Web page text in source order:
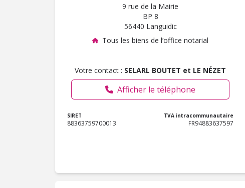
9 rue de la Mairie
BP 8
56440 Languidic
Tous les biens de l’office notarial
Votre contact : SELARL BOUTET et LE NÉZET
Afficher le téléphone
SIRET
88363759700013
TVA intracommunautaire
FR94883637597